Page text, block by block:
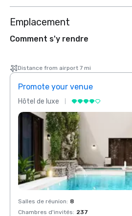
Emplacement
Comment s'y rendre
Distance from airport 7 mi
Promote your venue
Hôtel de luxe
Salles de réunion: 8
Chambres d'invités: 237